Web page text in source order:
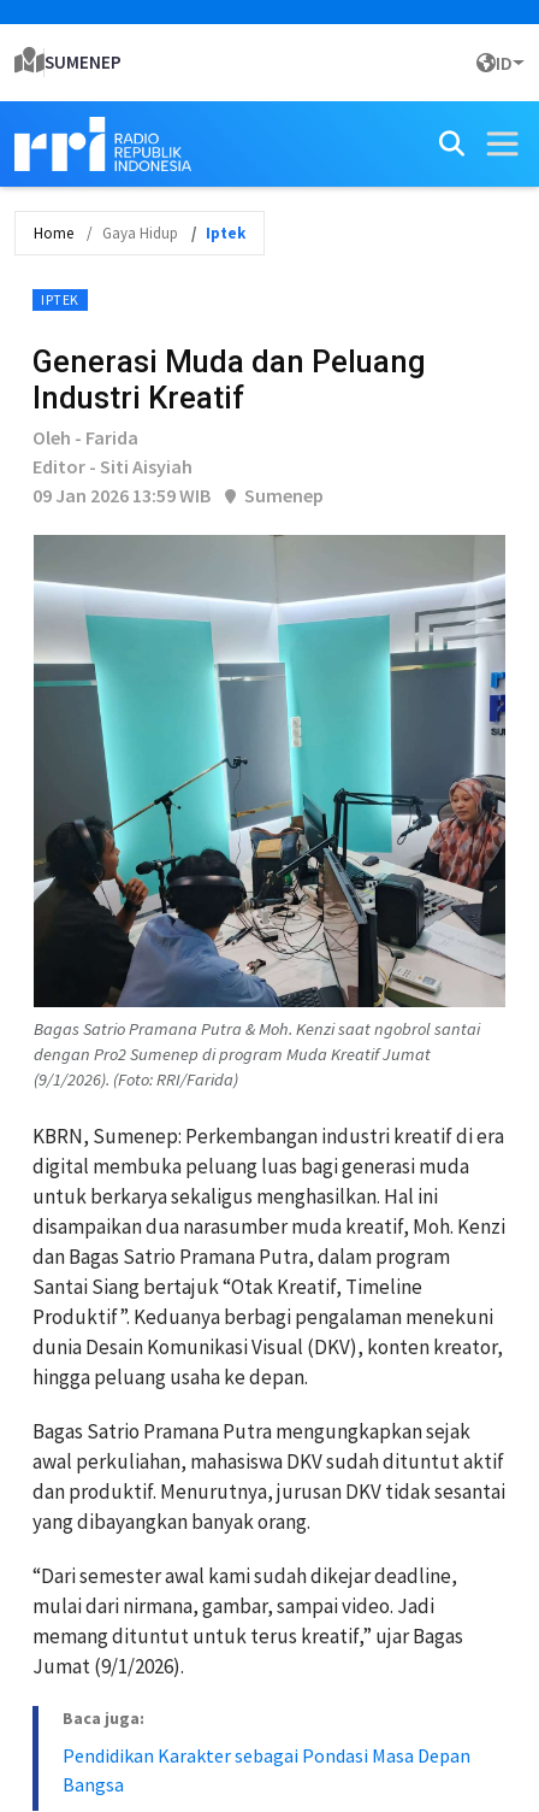
SUMENEP ID
Home Gaya Hidup Iptek
IPTEK
Generasi Muda dan Peluang
Industri Kreatif
Oleh - Farida
Editor - Siti Aisyiah
09 Jan 2026 13:59 WIB
Sumenep
Bagas Satrio Pramana Putra & Moh. Kenzi saat ngobrol santai
dengan Pro2 Sumenep di program Muda Kreatif Jumat
(9/1/2026). (Foto: RRI/Farida)
KBRN, Sumenep: Perkembangan industri kreatif di era
digital membuka peluang luas bagi generasi muda
untuk berkarya sekaligus menghasilkan. Hal ini
disampaikan dua narasumber muda kreatif, Moh. Kenzi
dan Bagas Satrio Pramana Putra, dalam program
Santai Siang bertajuk “Otak Kreatif, Timeline
Produktif”. Keduanya berbagi pengalaman menekuni
dunia Desain Komunikasi Visual (DKV), konten kreator,
hingga peluang usaha ke depan.
Bagas Satrio Pramana Putra mengungkapkan sejak
awal perkuliahan, mahasiswa DKV sudah dituntut aktif
dan produktif. Menurutnya, jurusan DKV tidak sesantai
yang dibayangkan banyak orang.
“Dari semester awal kami sudah dikejar deadline,
mulai dari nirmana, gambar, sampai video. Jadi
memang dituntut untuk terus kreatif,” ujar Bagas
Jumat (9/1/2026).
Baca juga:
Pendidikan Karakter sebagai Pondasi Masa Depan
Bangsa